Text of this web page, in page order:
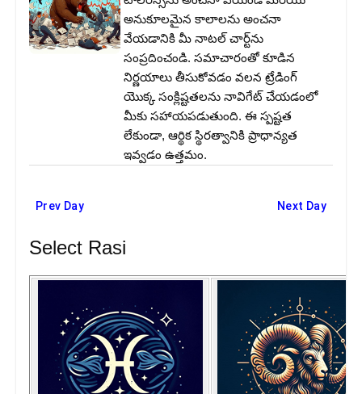
అనుకూలమైన కాలాలను అంచనా
వేయడానికి మీ నాటల్ చార్ట్‌ను
సంప్రదించండి. సమాచారంతో కూడిన
నిర్ణయాలు తీసుకోవడం వలన ట్రేడింగ్
యొక్క సంక్లిష్టతలను నావిగేట్ చేయడంలో
మీకు సహాయపడుతుంది. ఈ స్పష్టత
లేకుండా, ఆర్థిక స్థిరత్వానికి ప్రాధాన్యత
ఇవ్వడం ఉత్తమం.
Prev Day Next Day
Select Rasi